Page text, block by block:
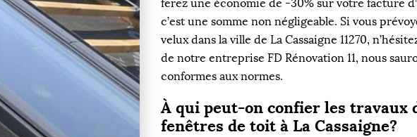
ferez une économie de -30% sur votre facture
c’est une somme non négligeable. Si vous
velux dans la ville de La Cassaigne 11270,
de notre entreprise FD Rénovation 11, nous
conformes aux normes.
À qui peut-on confier les travaux
fenêtres de toit à La Cassaigne?